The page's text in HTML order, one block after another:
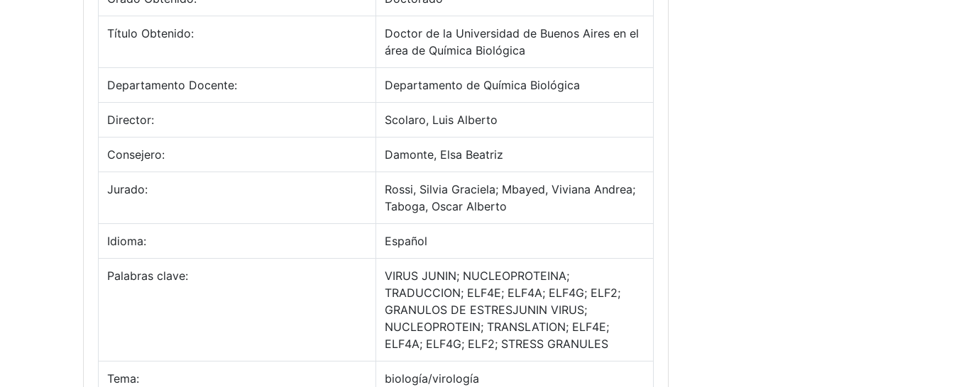
Título Obtenido:
Doctor de la Universidad de Buenos Aires en el
área de Química Biológica
Departamento Docente: Departamento de Química Biológica
Director: Scolaro, Luis Alberto
Consejero: Damonte, Elsa Beatriz
Jurado:
Rossi, Silvia Graciela; Mbayed, Viviana Andrea;
Taboga, Oscar Alberto
Idioma: Español
Palabras clave:
VIRUS JUNIN; NUCLEOPROTEINA;
TRADUCCION; ELF4E; ELF4A; ELF4G; ELF2;
GRANULOS DE ESTRESJUNIN VIRUS;
NUCLEOPROTEIN; TRANSLATION; ELF4E;
ELF4A; ELF4G; ELF2; STRESS GRANULES
Tema:
biología/virología